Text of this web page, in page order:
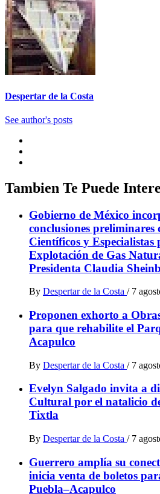
Despertar de la Costa
See author's posts
Tambien Te Puede
Gobierno de México
conclusiones preliminares
Científicos y Especialistas
Explotación de Gas
Presidenta Claudia
By Despertar de la Costa / 7
Proponen exhorto a
para que rehabilite el
Acapulco
By Despertar de la Costa / 7
Evelyn Salgado invita a
Cultural por el natalicio
Tixtla
By Despertar de la Costa / 7
Guerrero amplía su
inicia venta de boletos
Puebla–Acapulco